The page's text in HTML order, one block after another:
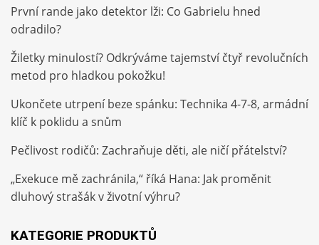
První rande jako detektor lži: Co Gabrielu hned
odradilo?
Žiletky minulostí? Odkrýváme tajemství čtyř revolučních
metod pro hladkou pokožku!
Ukončete utrpení beze spánku: Technika 4-7-8, armádní
klíč k poklidu a snům
Pečlivost rodičů: Zachraňuje děti, ale ničí přátelství?
„Exekuce mě zachránila,“ říká Hana: Jak proměnit
dluhový strašák v životní výhru?
KATEGORIE PRODUKTŮ